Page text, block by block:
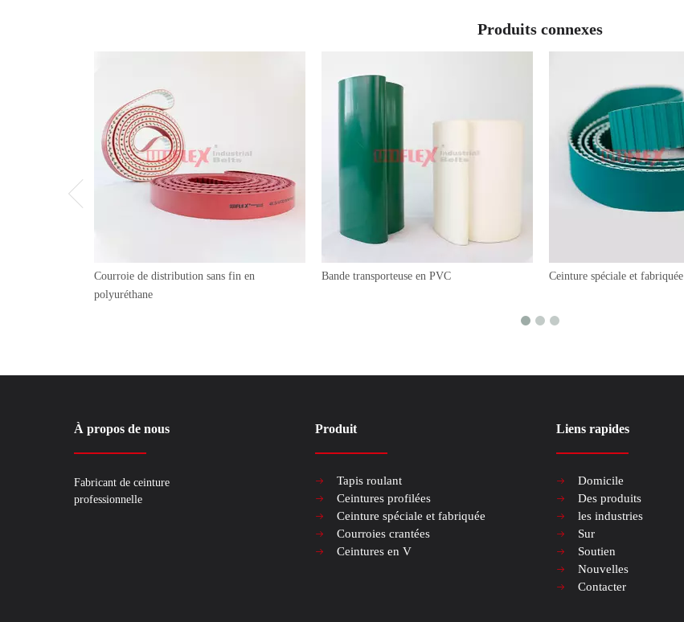
Produits connexes
Courroie de distribution sans fin en
polyuréthane
Bande transporteuse en PVC Ceinture spéciale et fabriquée
À propos de nous
Fabricant de ceinture
professionnelle
Produit
Tapis roulant
Ceintures profilées
Ceinture spéciale et fabriquée
Courroies crantées
Ceintures en V
Liens rapides
Domicile
Des produits
les industries
Sur
Soutien
Nouvelles
Contacter